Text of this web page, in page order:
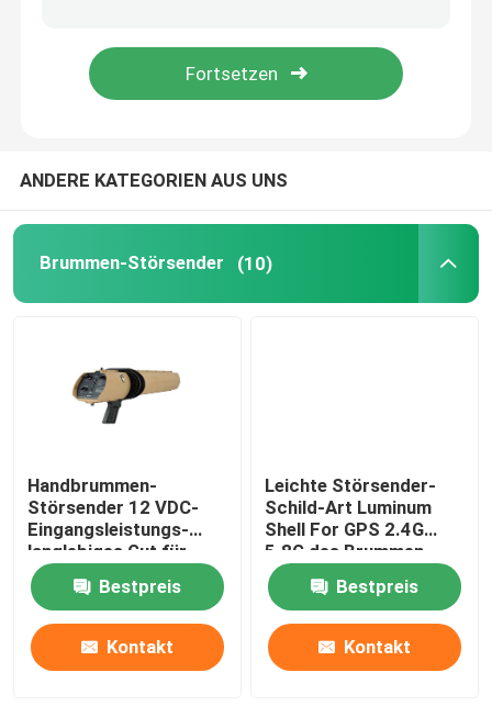
Satellitensignal-Störsender
Hochfrequenzstörsender
Antibrummen-System
ANDERE KATEGORIEN AUS UNS
Brummen-Störsender (10)
Handbrummen-
Störsender 12 VDC-
Eingangsleistungs-
langlebiges Gut für
THEORIE/SCHINKEN/GNSS
GLONASSBestpreis
Kontakt
Leichte Störsender-
Schild-Art Luminum
Shell For GPS 2.4G
5.8G des Brummen-
40W
Bestpreis
Kontakt